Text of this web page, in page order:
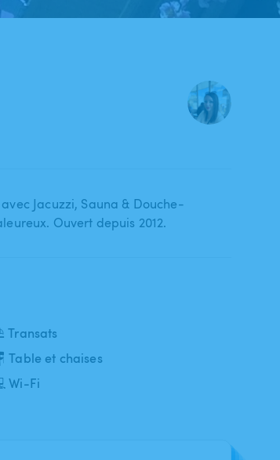
Jacuzzi​,​ Sauna & Douche-
Ouvert depuis 2012.
Transats
Table et chaises
Wi-Fi